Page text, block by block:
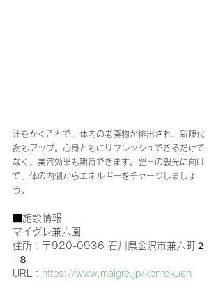
汗をかくことで、体内の老廃物が排出され、新陳代
謝もアップ。心身ともにリフレッシュできるだけで
なく、美容効果も期待できます。翌日の観光に向け
て、体の内側からエネルギーをチャージしましょ
う。
■施設情報
マイグレ兼六園
住所：〒920-0936 石川県金沢市兼六町２
−８
URL： https://www.maigre.jp/kenrokuen